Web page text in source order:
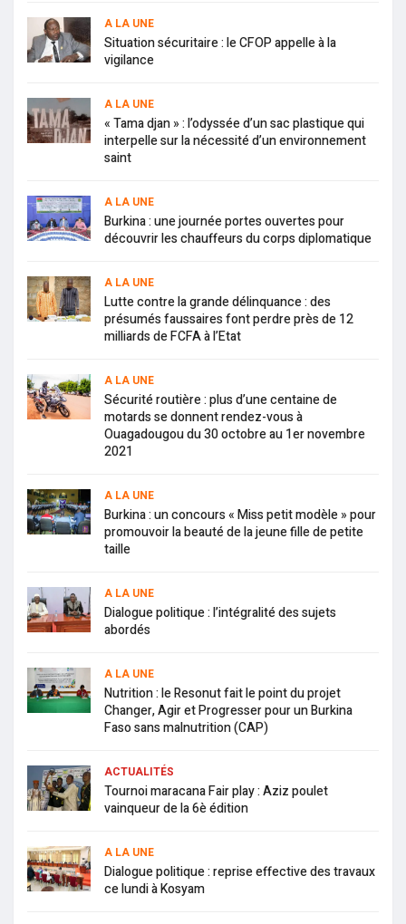
A LA UNE
Situation sécuritaire : le CFOP appelle à la
vigilance
A LA UNE
« Tama djan » : l’odyssée d’un sac plastique qui
interpelle sur la nécessité d’un environnement
saint
A LA UNE
Burkina : une journée portes ouvertes pour
découvrir les chauffeurs du corps diplomatique
A LA UNE
Lutte contre la grande délinquance : des
présumés faussaires font perdre près de 12
milliards de FCFA à l’Etat
A LA UNE
Sécurité routière : plus d’une centaine de
motards se donnent rendez-vous à
Ouagadougou du 30 octobre au 1er novembre
2021
A LA UNE
Burkina : un concours « Miss petit modèle » pour
promouvoir la beauté de la jeune fille de petite
taille
A LA UNE
Dialogue politique : l’intégralité des sujets
abordés
A LA UNE
Nutrition : le Resonut fait le point du projet
Changer, Agir et Progresser pour un Burkina
Faso sans malnutrition (CAP)
ACTUALITÉS
Tournoi maracana Fair play : Aziz poulet
vainqueur de la 6è édition
A LA UNE
Dialogue politique : reprise effective des travaux
ce lundi à Kosyam